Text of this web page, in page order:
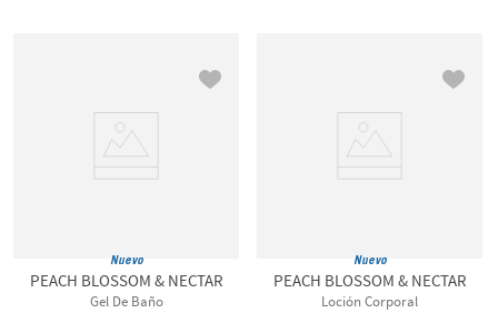
Nuevo
PEACH BLOSSOM & NECTAR
Gel De Baño
Nuevo
PEACH BLOSSOM & NECTAR
Loción Corporal